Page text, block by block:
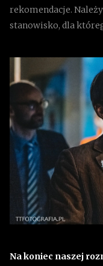
rekomendacje.
stanowisko, dla
Na koniec naszej